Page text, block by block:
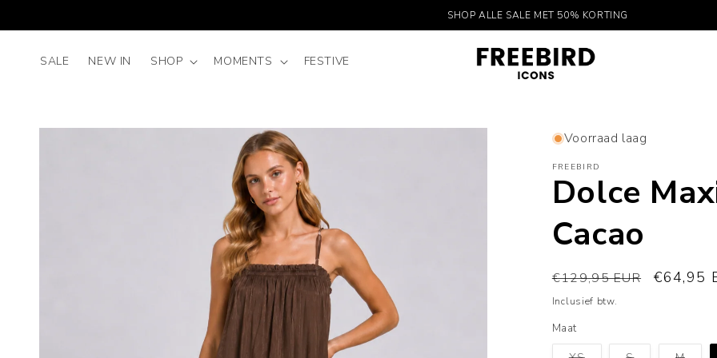
content
SHOP ALLE SALE MET 50% KORTING
SALE NEW IN SHOP MOMENTS FESTIVE
Voorraad laag
FREEBIRD
Dolce
Cacao
Normale
prijs
€129,95 EUR €64,95
Inclusief btw.
Maat